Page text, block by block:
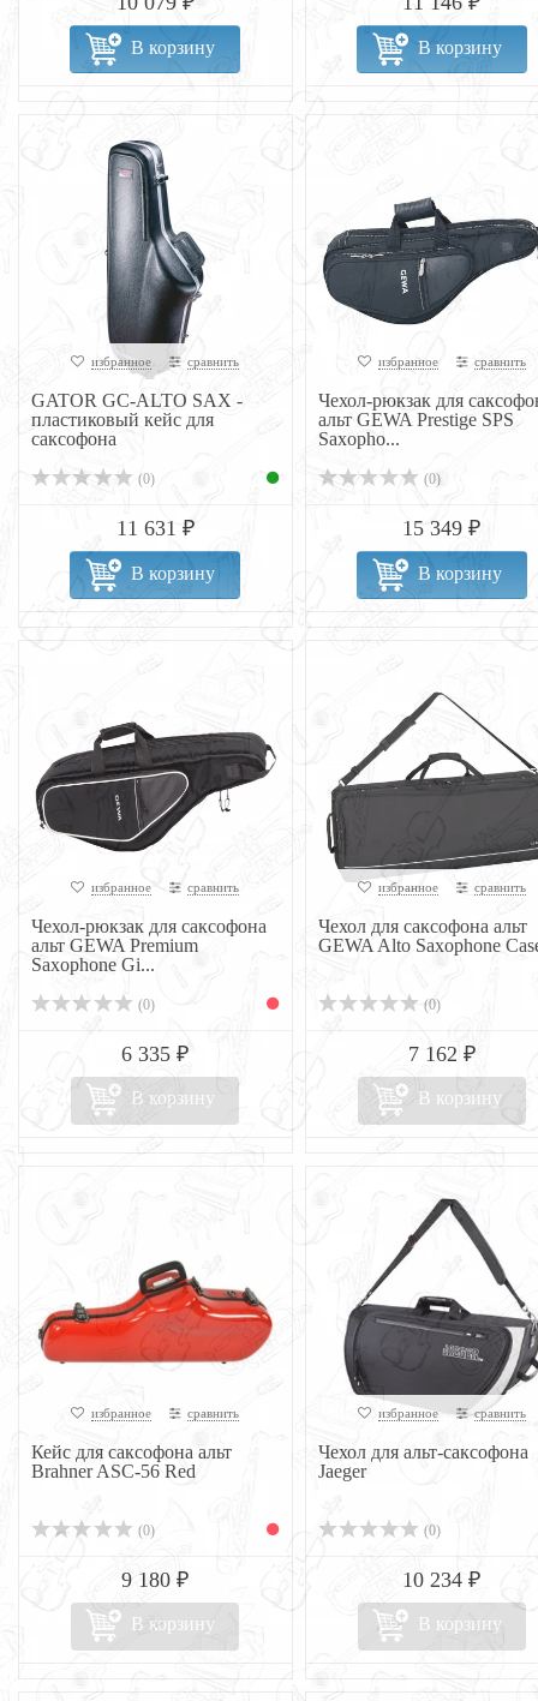
В корзину В корзину
избранное сравнить
GATOR GC-ALTO SAX -
пластиковый кейс для
саксофона
(0)
11 631 ₽
В корзину
избранное сравнить
Чехол-рюкзак для
альт GEWA Prestige SPS
Saxopho...
(0)
15 349 ₽
В корзину
избранное сравнить
Чехол-рюкзак для саксофона
альт GEWA Premium
Saxophone Gi...
(0)
6 335 ₽
В корзину
избранное сравнить
Чехол для саксофона альт
GEWA Alto Saxophone
(0)
7 162 ₽
В корзину
избранное сравнить
Кейс для саксофона альт
Brahner ASC-56 Red
(0)
9 180 ₽
В корзину
избранное сравнить
Чехол для альт-саксофона
Jaeger
(0)
10 234 ₽
В корзину